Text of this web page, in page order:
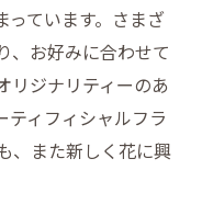
っています。さまざ
、お好みに合わせて
リジナリティーのあ
ティフィシャルフラ
、また新しく花に興